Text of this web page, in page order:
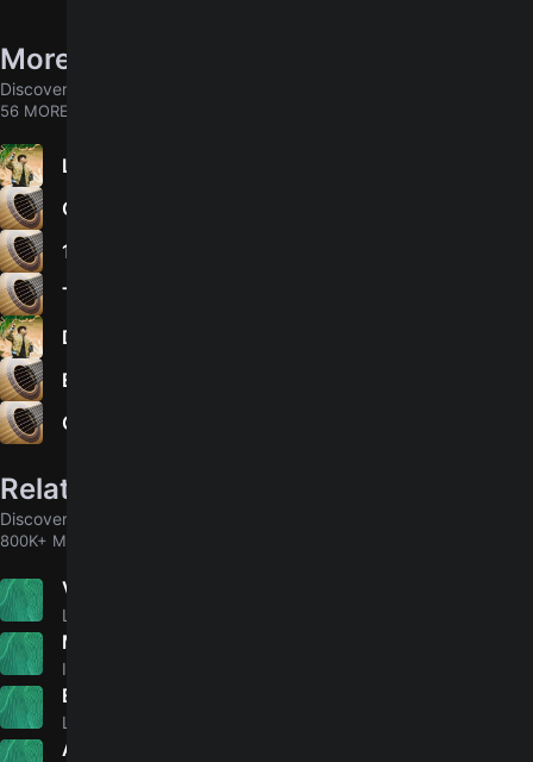
More songs by Junior H
Discover chords for more songs to play
56 MORE
La vi llorar
Clave Ali
160 Gramos
Tingo y tango
Días nublados
El velador
Corazón negro
Related songs
Discover chords for more songs to play
800K+ MORE
Ven porque te necesito
Los Temerarios
Mirada
Ivan Cornejo
El Centenario
Los Tucanes De Tijuana
Amor prohibido